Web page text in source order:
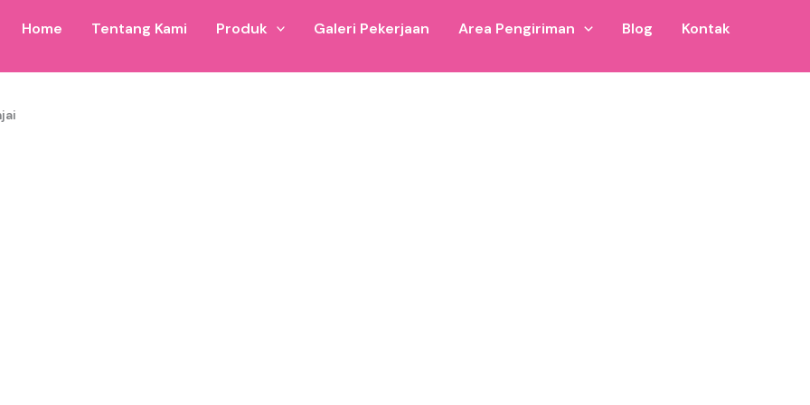
Home Tentang Kami Produk Galeri Pekerjaan Area Pengiriman Blog Kontak